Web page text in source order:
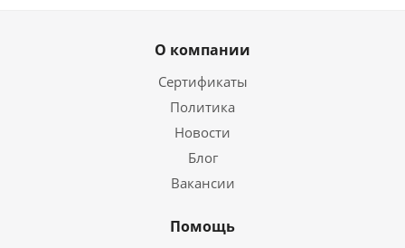
О компании
Сертификаты
Политика
Новости
Блог
Вакансии
Помощь